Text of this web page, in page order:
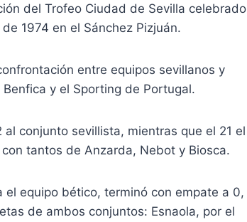
del Trofeo Ciudad de Sevilla celebrado
1974 en el Sánchez Pizjuán.
entre equipos sevillanos y
y el Sporting de Portugal.
conjunto sevillista, mientras que el 21 el
tantos de Anzarda, Nebot y Biosca.
equipo bético, terminó con empate a 0,
de ambos conjuntos: Esnaola, por el